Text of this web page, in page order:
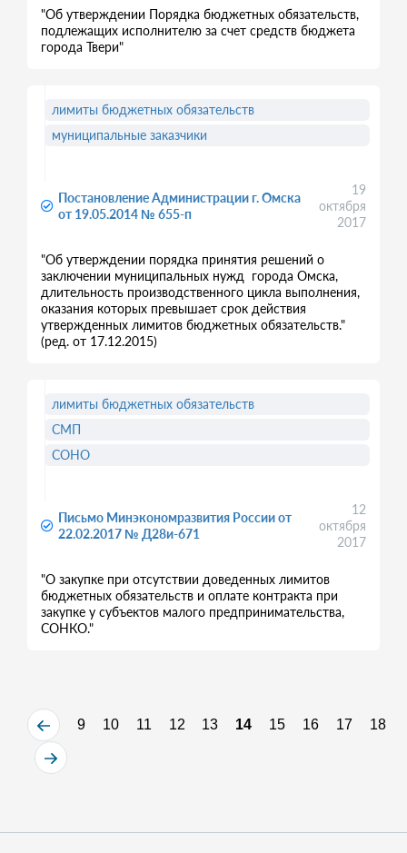
"Об утверждении Порядка бюджетных обязательств,
подлежащих исполнителю за счет средств бюджета
города Твери"
Постановление Администрации г. Омска
от 19.05.2014 № 655-п
19
октября
2017
"Об утверждении порядка принятия решений о
заключении муниципальных нужд города Омска,
длительность производственного цикла выполнения,
оказания которых превышает срок действия
утвержденных лимитов бюджетных обязательств."
(ред. от 17.12.2015)
лимиты бюджетных обязательств
муниципальные заказчики
Письмо Минэкономразвития России от
22.02.2017 № Д28и-671
12
октября
2017
"О закупке при отсутствии доведенных лимитов
бюджетных обязательств и оплате контракта при
закупке у субъектов малого предпринимательства,
СОНКО."
лимиты бюджетных обязательств
СМП
СОНО
9 10 11 12 13 14 15 16 17 18